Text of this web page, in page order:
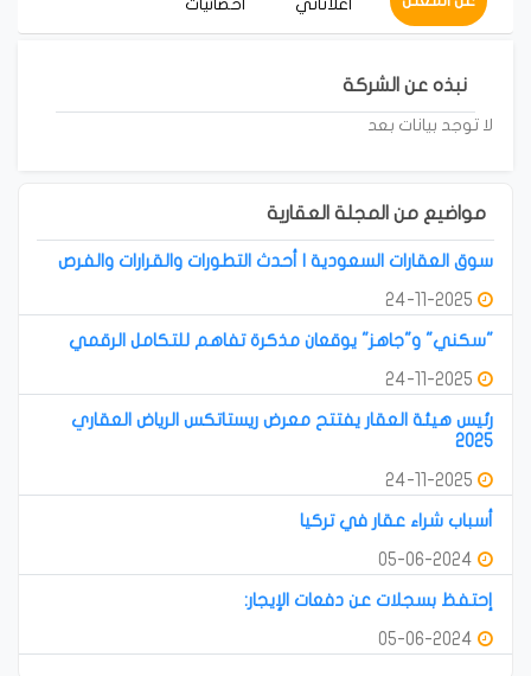
أعلاناتي احصائيات
نبذه عن الشركة
لا توجد بيانات بعد
مواضيع من المجلة العقارية
سوق العقارات السعودية | أحدث التطورات والقرارات والفرص
"سكني" و"جاهز" يوقعان مذكرة تفاهم للتكامل الرقمي
رئيس هيئة العقار يفتتح معرض ريستاتكس الرياض العقاري
2025
أسباب شراء عقار في تركيا
إحتفظ بسجلات عن دفعات الإيجار: